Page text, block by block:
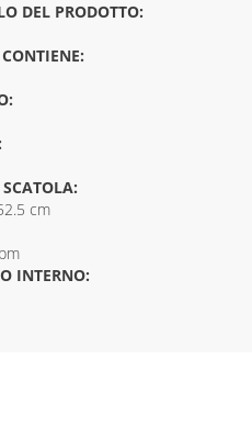
DEL PRODOTTO:
cm
INTERNO: